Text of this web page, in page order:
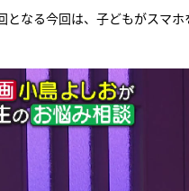
となる今回は、子どもがスマ